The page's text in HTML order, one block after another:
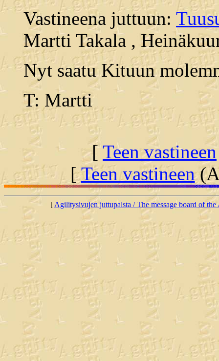
Vastineena juttuun:
Martti Takala ,
Nyt saatu Kituun
T: Martti
[Teen vastineen
[Teen vastineen
[Agilitysivujen juttupalsta / The message board of